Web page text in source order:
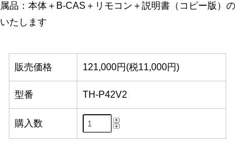
属品：本体＋B-CAS＋リモコン＋説明書（コピー版
いたします
販売価格 121,000円(税11,000円)
型番 TH-P42V2
購入数